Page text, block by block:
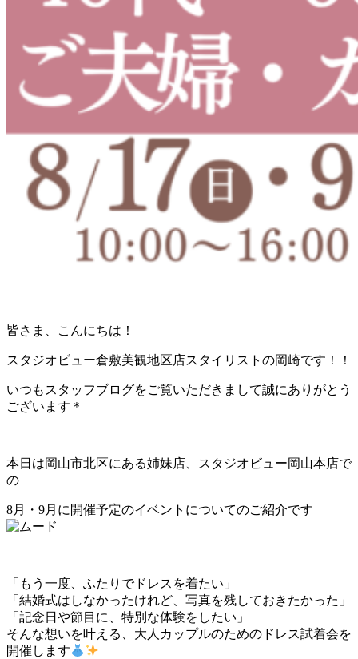
皆さま、こんにちは！
スタジオビュー倉敷美観地区店スタイリストの岡崎です！！
いつもスタッフブログをご覧いただきまして誠にありがとう
ございます＊
本日は岡山市北区にある姉妹店、スタジオビュー岡山本店で
の
8月・9月に開催予定のイベントについてのご紹介です
「もう一度、ふたりでドレスを着たい」
「結婚式はしなかったけれど、写真を残しておきたかった」
「記念日や節目に、特別な体験をしたい」
そんな想いを叶える、大人カップルのためのドレス試着会を
開催します